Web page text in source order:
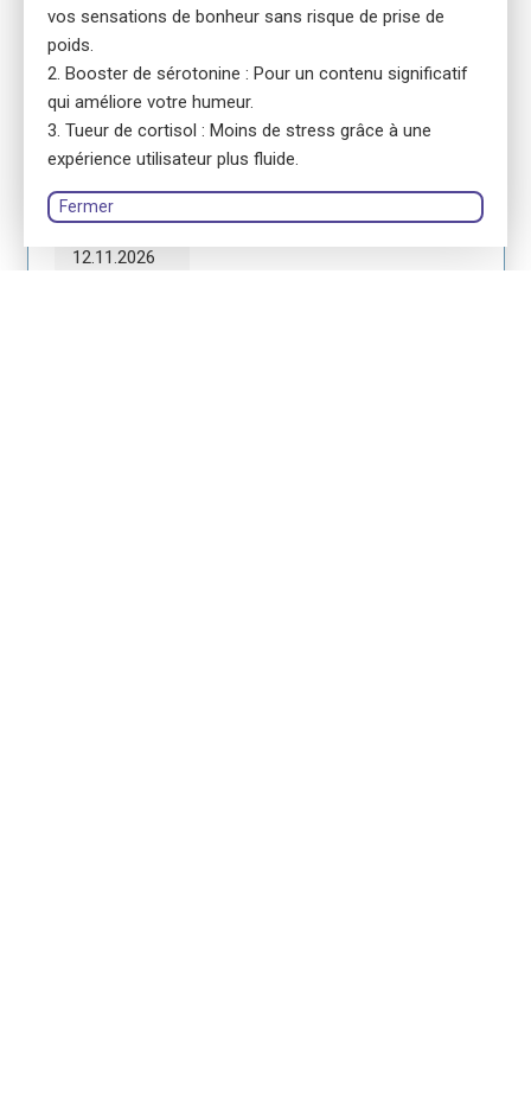
person Lidija Jovic
Enregistrer
12.11.2026
vos sensations de bonheur sans risque de prise de
poids.
Booster de sérotonine : Pour un contenu significatif
qui améliore votre humeur.
Tueur de cortisol : Moins de stress grâce à une
expérience utilisateur plus fluide.
Fermer